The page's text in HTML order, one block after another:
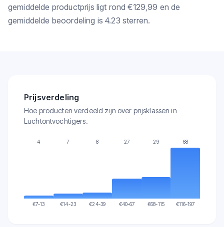
gemiddelde productprijs ligt rond €129,99 en de
gemiddelde beoordeling is 4.23 sterren.
Prijsverdeling
Hoe producten verdeeld zijn over prijsklassen in
Luchtontvochtigers.
4
€7-13
7
€14-23
8
€24-39
27
€40-67
29
€68-115
68
€116-197